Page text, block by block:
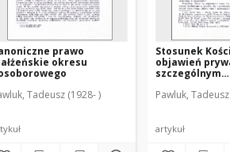
prawo
okresu
Tadeusz (1928- )
Stosunek
objawień
szczególnym
Pawluk,
artykuł